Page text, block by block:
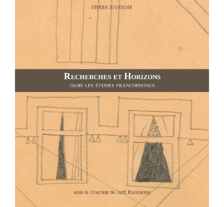
l'article